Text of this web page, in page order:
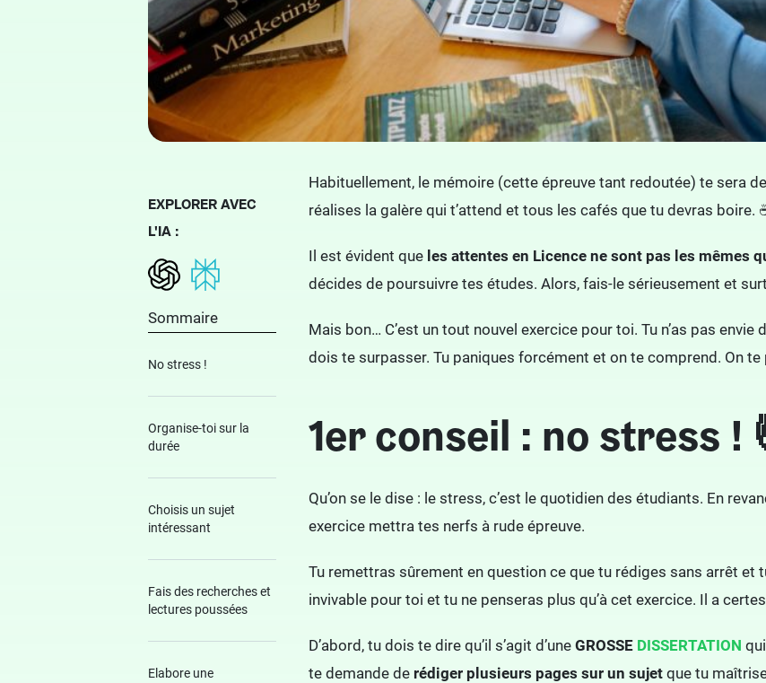
Habituellement, le mémoire (cette épreuve tant redoutée) te sera
réalises la galère qui t’attend et tous les cafés que tu devras boire.
Il est évident que les attentes en Licence ne sont pas les mêmes
décides de poursuivre tes études. Alors, fais-le sérieusement et
Mais bon… C’est un tout nouvel exercice pour toi. Tu n’as pas
dois te surpasser. Tu paniques forcément et on te comprend. On
1er conseil : no stress !
Qu’on se le dise : le stress, c’est le quotidien des étudiants. En
exercice mettra tes nerfs à rude épreuve.
Tu remettras sûrement en question ce que tu rédiges sans arrêt
invivable pour toi et tu ne penseras plus qu’à cet exercice. Il a
D’abord, tu dois te dire qu’il s’agit d’une GROSSE DISSERTATION
te demande de rédiger plusieurs pages sur un sujet que tu
EXPLORER AVEC
L'IA :
Sommaire
No stress !
Organise-toi sur la
durée
Choisis un sujet
intéressant
Fais des recherches et
lectures poussées
Elabore une